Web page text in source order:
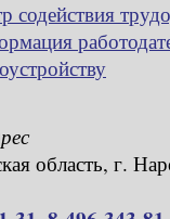
содействия
область, г.